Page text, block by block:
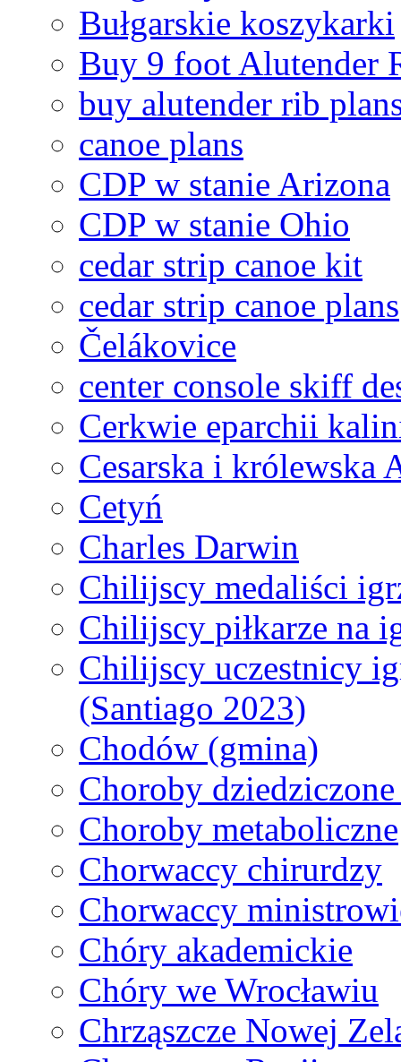
Bułgarskie koszykarki
Buy 9 foot Alutender
buy alutender rib
canoe plans
CDP w stanie Arizona
CDP w stanie Ohio
cedar strip canoe kit
cedar strip canoe plans
Čelákovice
center console skiff
Cerkwie eparchii
Cesarska i królewska
Cetyń
Charles Darwin
Chilijscy medaliści
Chilijscy piłkarze na
Chilijscy uczestnicy
(Santiago 2023)
Chodów (gmina)
Choroby
Choroby metaboliczne
Chorwaccy chirurdzy
Chorwaccy
Chóry akademickie
Chóry we Wrocławiu
Chrząszcze Nowej